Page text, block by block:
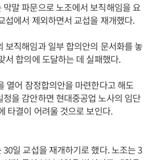
막말 파문으로 노조에서 보직해임을 요
섭에서 제외하면서 교섭을 재개했다.
보직해임과 일부 합의안의 문서화를 놓
서 합의에 도달하는 데 실패했다.
열어 잠정합의안을 마련한다고 해도
정을 감안하면 현대중공업 노사의 임단
타결이 어려울 것으로 보인다.
일 교섭을 재개하기로 했다. 노조는 3